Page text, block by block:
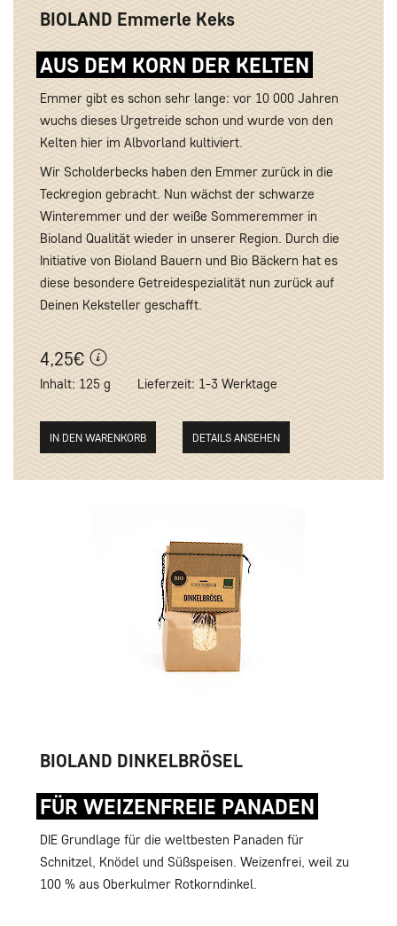
BIOLAND Emmerle Keks
AUS DEM KORN DER KELTEN
Emmer gibt es schon sehr lange: vor 10 000 Jahren
wuchs dieses Urgetreide schon und wurde von den
Kelten hier im Albvorland kultiviert.
Wir Scholderbecks haben den Emmer zurück in die
Teckregion gebracht. Nun wächst der schwarze
Winteremmer und der weiße Sommeremmer in
Bioland Qualität wieder in unserer Region. Durch die
Initiative von Bioland Bauern und Bio Bäckern hat es
diese besondere Getreidespezialität nun zurück auf
Deinen Keksteller geschafft.
4,25€
Inhalt: 125 g Lieferzeit: 1-3 Werktage
DETAILS ANSEHEN
BIOLAND DINKELBRÖSEL
FÜR WEIZENFREIE PANADEN
DIE Grundlage für die weltbesten Panaden für
Schnitzel, Knödel und Süßspeisen. Weizenfrei, weil zu
100 % aus Oberkulmer Rotkorndinkel.